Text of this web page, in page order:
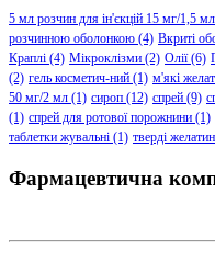
5 мл розчин для ін'єкцій 15 мг/1,5 мл
розчинною оболонкою (4) Вкриті
Краплі (4) Мікроклізми (2) Олії(6)
(2) гель косметич-ний (1) м'які
50 мг/2 мл (1) сироп (12) спрей (9)
(1) спрей для ротової порожнини (1)
таблетки жувальні (1) тверді
Фармацевтична